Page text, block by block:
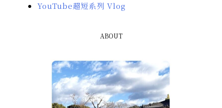
YouTube超短系列 Vlog
ABOUT